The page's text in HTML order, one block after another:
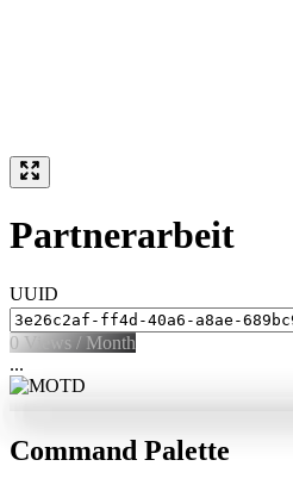
Partnerarbeit
UUID
0 Views / Month
...
Command Palette